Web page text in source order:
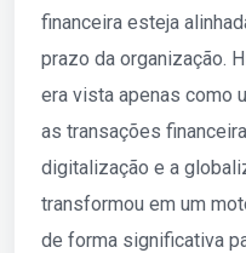
financeira esteja
prazo da organização.
era vista apenas como
as transações
digitalização e a
transformou em um
de forma significativa